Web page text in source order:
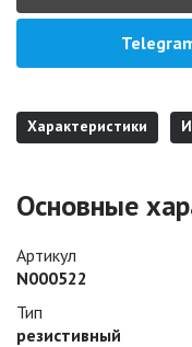
Характеристики
Основные
Артикул
N000522
Тип
резистивный